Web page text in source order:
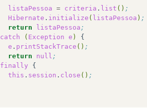
listaPessoa = criteria . list () ;
Hibernate . initialize ( listaPessoa ) ;
return
listaPessoa ;
catch ( Exception e )
e . printStackTrace () ;
return
null ;
finally
this . session . close () ;